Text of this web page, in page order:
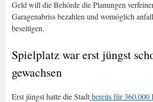
Geld will die Behörde die Planungen
Garagenabriss bezahlen und womöglich
beseitigen.
Spielplatz war erst jüngst
gewachsen
Erst jüngst hatte die Stadtbereits für 360.000